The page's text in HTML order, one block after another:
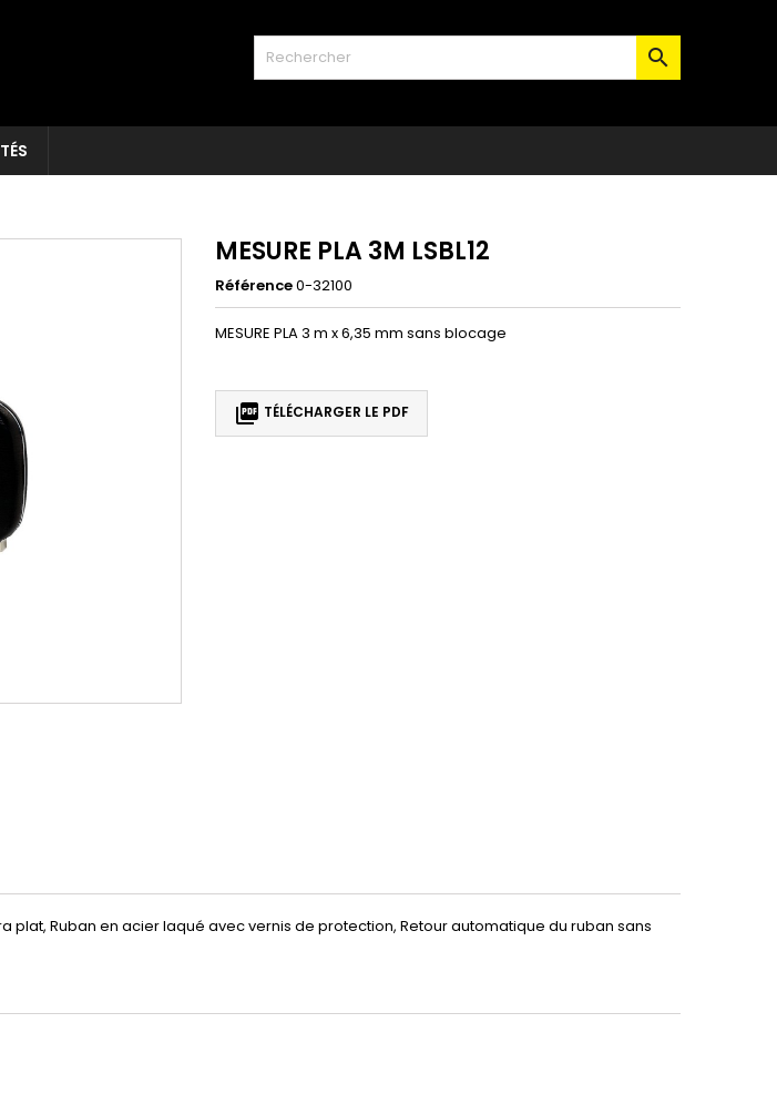

MESURE PLA 3M LSBL12
Référence0-32100
MESURE PLA 3 m x 6,35 mm sans blocage
 TÉLÉCHARGER LE PDF
plat, Ruban en acier laqué avec vernis de protection, Retour automatique du ruban sans